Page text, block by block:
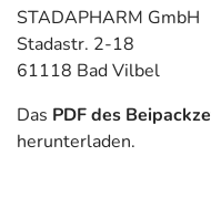
STADAPHARM GmbH
Stadastr. 2-18
61118 Bad Vilbel
Das PDF des
herunterladen.